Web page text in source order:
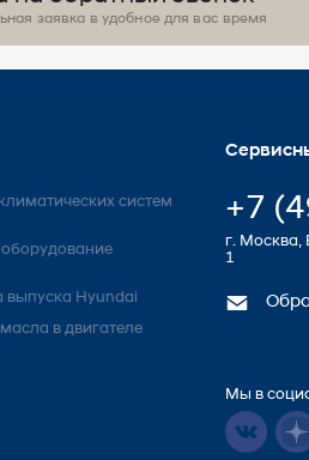
заявка в удобное для вас время
систем
выпуска Hyundai
в двигателе
+7
г. Москва,
1
Мы в